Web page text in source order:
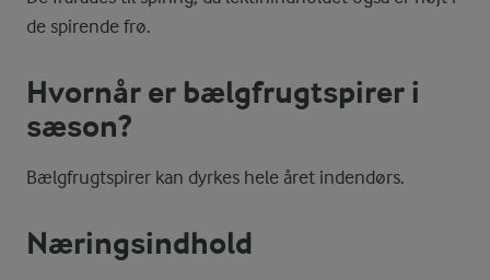
de spirende frø.
Hvornår er bælgfrugtspirer i
sæson?
Bælgfrugtspirer kan dyrkes hele året indendørs.
Næringsindhold